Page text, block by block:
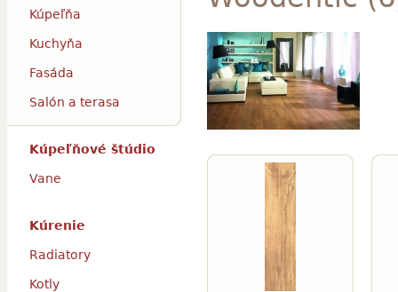
Kúpeľňa
Kuchyňa
Fasáda
Salón a terasa
Kúpeľňové štúdio
Vane
Kúrenie
Radiatory
Kotly